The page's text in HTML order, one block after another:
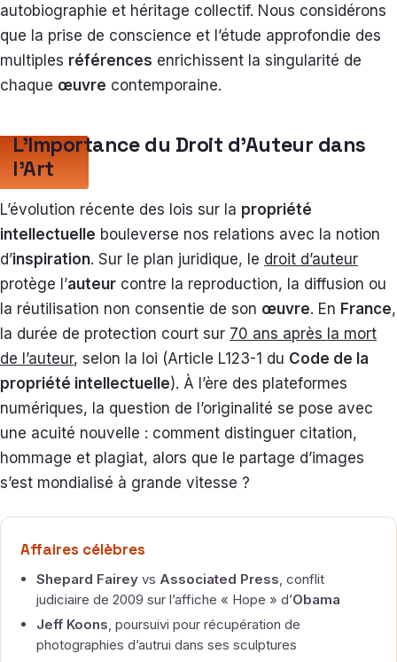
autobiographie et héritage collectif. Nous considérons
que la prise de conscience et l’étude approfondie des
multiples références enrichissent la singularité de
chaque œuvre contemporaine.
L’Importance du Droit d’Auteur dans
l’Art
L’évolution récente des lois sur la propriété
intellectuelle bouleverse nos relations avec la notion
d’inspiration. Sur le plan juridique, le droit d’auteur
protège l’auteur contre la reproduction, la diffusion ou
la réutilisation non consentie de son œuvre. En France,
la durée de protection court sur 70 ans après la mort
de l’auteur, selon la loi (Article L123-1 du Code de la
propriété intellectuelle). À l’ère des plateformes
numériques, la question de l’originalité se pose avec
une acuité nouvelle : comment distinguer citation,
hommage et plagiat, alors que le partage d’images
s’est mondialisé à grande vitesse ?
Affaires célèbres
Shepard Fairey vs Associated Press, conflit
judiciaire de 2009 sur l’affiche « Hope » d’Obama
Jeff Koons, poursuivi pour récupération de
photographies d’autrui dans ses sculptures